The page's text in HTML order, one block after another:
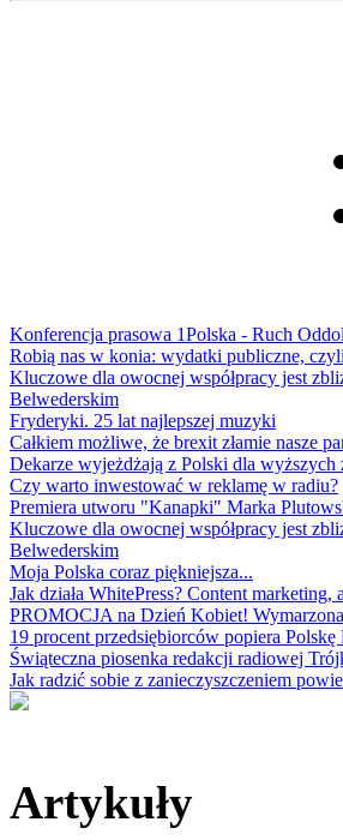
Konferencja prasowa 1Polska - Ruch
Robią nas w konia: wydatki publiczne,
Kluczowe dla owocnej współpracy jest
Belwederskim
Fryderyki. 25 lat najlepszej muzyki
Całkiem możliwe, że brexit złamie nasze
Dekarze wyjeżdżają z Polski dla wyższych
Czy warto inwestować w reklamę w radiu?
Premiera utworu "Kanapki" Marka
Kluczowe dla owocnej współpracy jest
Belwederskim
Moja Polska coraz piękniejsza...
Jak działa WhitePress? Content
PROMOCJA na Dzień Kobiet!
19 procent przedsiębiorców popiera Polskę
Świąteczna piosenka redakcji radiowej
Jak radzić sobie z zanieczyszczeniem
Artykuły